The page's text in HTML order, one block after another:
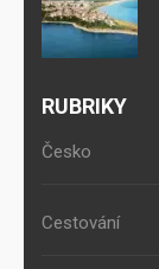
RUBRIKY
Česko
Cestování